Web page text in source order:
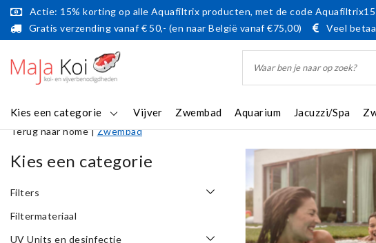
Actie: 15% korting op alle Aquafiltrix producten, met de code
Gratis verzending vanaf € 50,- (en naar België vanaf €75,00)
Veel
Kies een categorie Vijver Zwembad Aquarium Jacuzzi/Spa
Terug naar home|Zwembad
Kies een categorie
Filters
Filtermateriaal
UV Units en desinfectie